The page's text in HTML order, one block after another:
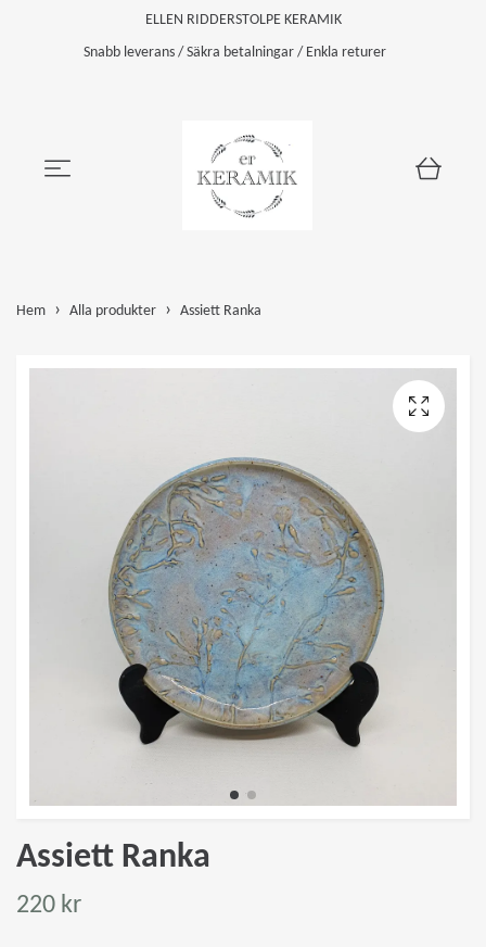
ELLEN RIDDERSTOLPE KERAMIK
Snabb leverans / Säkra betalningar / Enkla returer
Hem Alla produkter Assiett Ranka
Assiett Ranka
220 kr